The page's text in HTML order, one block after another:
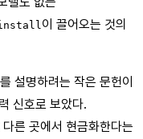
install 이 끌어오는 것의
설명하려는 작은 문헌이
신호로 보았다.
른 곳에서 현금화한다는